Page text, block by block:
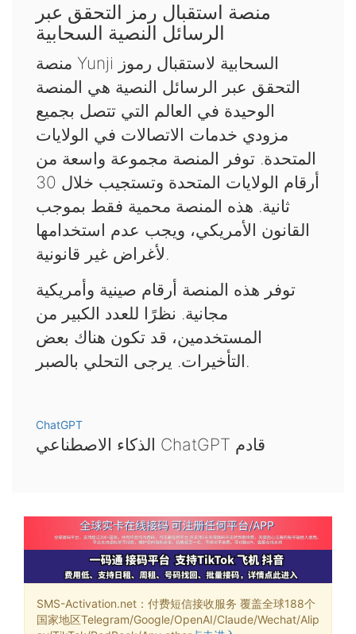
منصة استقبال رمز التحقق عبر
الرسائل النصية السحابية
منصة Yunji السحابية لاستقبال رموز
التحقق عبر الرسائل النصية هي المنصة
الوحيدة في العالم التي تتصل بجميع
مزودي خدمات الاتصالات في الولايات
المتحدة. توفر المنصة مجموعة واسعة من
أرقام الولايات المتحدة وتستجيب خلال 30
ثانية. هذه المنصة محمية فقط بموجب
القانون الأمريكي، ويجب عدم استخدامها
لأغراض غير قانونية.
توفر هذه المنصة أرقام صينية وأمريكية
مجانية. نظرًا للعدد الكبير من
المستخدمين، قد تكون هناك بعض
التأخيرات. يرجى التحلي بالصبر.
ChatGPT
الذكاء الاصطناعي ChatGPT قادم
SMS-Activation.net：付费短信接收服务 覆盖全球188个
国家地区Telegram/Google/OpenAI/Claude/Wechat/Alip